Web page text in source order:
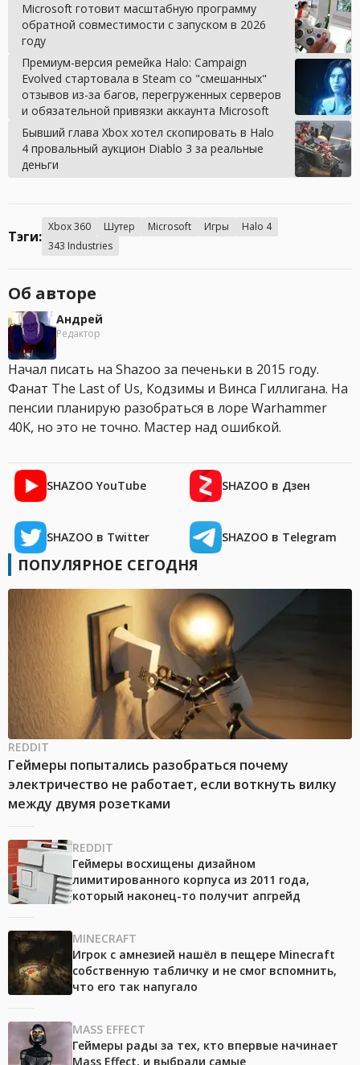
Microsoft готовит масштабную программу
обратной совместимости с запуском в 2026
году
Премиум-версия ремейка Halo: Campaign
Evolved стартовала в Steam со "смешанных"
отзывов из-за багов, перегруженных серверов
и обязательной привязки аккаунта Microsoft
Бывший глава Xbox хотел скопировать в Halo
4 провальный аукцион Diablo 3 за реальные
деньги
Тэги:
Xbox 360 Шутер Microsoft Игры
Halo 4
343 Industries
Об авторе
Андрей
Редактор
Начал писать на Shazoo за печеньки в 2015 году.
Фанат The Last of Us, Кодзимы и Винса Гиллигана. На
пенсии планирую разобраться в лоре Warhammer
40K, но это не точно. Мастер над ошибкой.
SHAZOO YouTube SHAZOO в Дзен
SHAZOO в Twitter SHAZOO в Telegram
ПОПУЛЯРНОЕ СЕГОДНЯ
REDDIT
Геймеры попытались разобраться почему
электричество не работает, если воткнуть вилку
между двумя розетками
REDDIT
Геймеры восхищены дизайном
лимитированного корпуса из 2011 года,
который наконец-то получит апгрейд
MINECRAFT
Игрок с амнезией нашёл в пещере Minecraft
собственную табличку и не смог вспомнить,
что его так напугало
MASS EFFECT
Геймеры рады за тех, кто впервые начинает
Mass Effect, и выбрали самые